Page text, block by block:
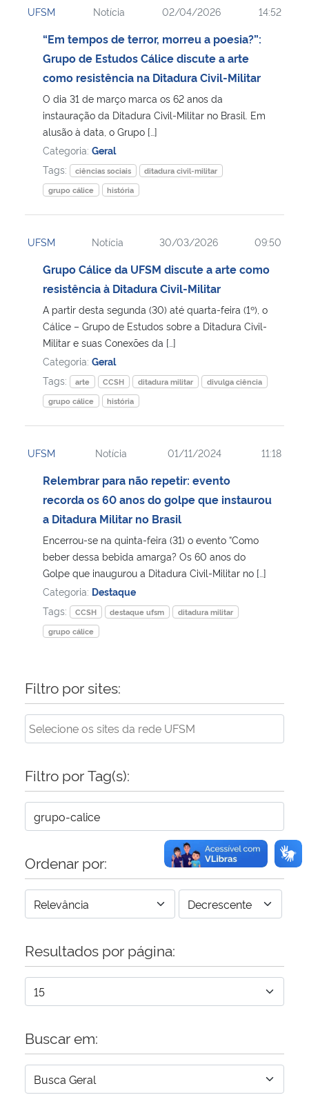
Ministério da Cidadania
Ministério de Minas e Energia
Ministério da Ciência, Tecnologia, Inovações e Comunicações
Ministério do Meio Ambiente
Ministério do Turismo
Controladoria-Geral da União
Ministério da Mulher, da Família e dos Direitos Humanos
Secretaria-Geral
Secretaria de Governo
Advocacia-Geral da União
Banco Central do Brasil
UFSM Notícia 02/04/2026 14:52
“Em tempos de terror, morreu a poesia?”:
Grupo de Estudos Cálice discute a arte
como resistência na Ditadura Civil-Militar
O dia 31 de março marca os 62 anos da
instauração da Ditadura Civil-Militar no Brasil. Em
alusão à data, o Grupo […]
Categoria: Geral
Tags:
ciências sociais
ditadura civil-militar
grupo cálice
história
UFSM Notícia 30/03/2026 09:50
Grupo Cálice da UFSM discute a arte como
resistência à Ditadura Civil-Militar
A partir desta segunda (30) até quarta-feira (1º), o
Cálice – Grupo de Estudos sobre a Ditadura Civil-
Militar e suas Conexões da […]
Categoria: Geral
Tags:
arte CCSH ditadura militar
divulga ciência
grupo cálice
história
UFSM Notícia 01/11/2024 11:18
Relembrar para não repetir: evento
recorda os 60 anos do golpe que instaurou
a Ditadura Militar no Brasil
Encerrou-se na quinta-feira (31) o evento “Como
beber dessa bebida amarga? Os 60 anos do
Golpe que inaugurou a Ditadura Civil-Militar no […]
Categoria: Destaque
Tags:
CCSH destaque ufsm
ditadura militar
grupo cálice
Filtro por sites:
Filtro por Tag(s):
Ordenar por:
Resultados por página:
Buscar em: